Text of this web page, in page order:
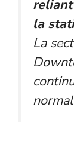
la
La